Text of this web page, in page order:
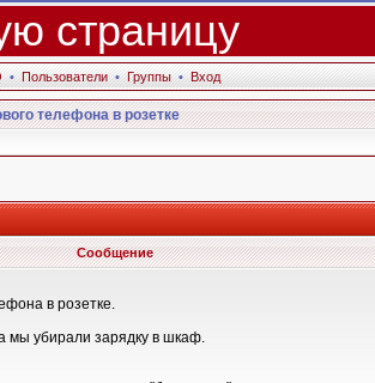
страницу
• Пользователи • Группы • Вход
телефона в розетке
Сообщение
в розетке.
мы убирали зарядку в шкаф.